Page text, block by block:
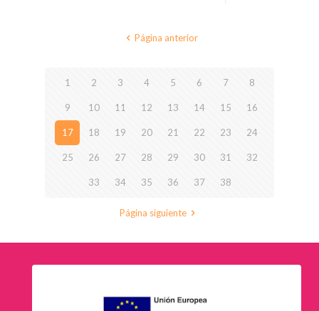
Página anterior
1 2 3 4 5 6 7 8
9 10 11 12 13 14 15 16
17 18 19 20 21 22 23 24
25 26 27 28 29 30 31 32
33 34 35 36 37 38
Página siguiente